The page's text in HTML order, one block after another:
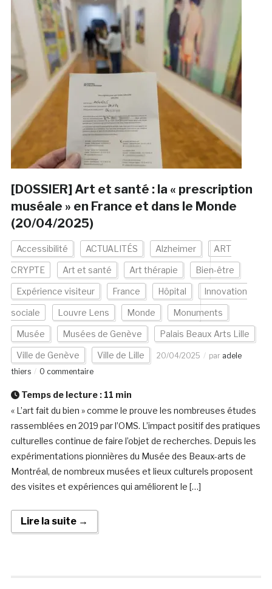
[DOSSIER] Art et santé : la « prescription
muséale » en France et dans le Monde
(20/04/2025)
Accessibilité ACTUALITÉS Alzheimer ART
CRYPTE Art et santé Art thérapie Bien-être
Expérience visiteur France Hôpital Innovation
sociale Louvre Lens Monde Monuments
Musée Musées de Genève Palais Beaux Arts Lille
Ville de Genève Ville de Lille 20/04/2025 par adele
thiers
0 commentaire
Temps de lecture : 11 min
« L’art fait du bien » comme le prouve les nombreuses études
rassemblées en 2019 par l’OMS. L’impact positif des pratiques
culturelles continue de faire l’objet de recherches. Depuis les
expérimentations pionnières du Musée des Beaux-arts de
Montréal, de nombreux musées et lieux culturels proposent
des visites et expériences qui améliorent le […]
Lire la suite →